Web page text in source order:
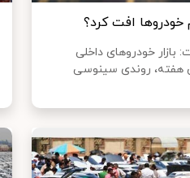
افت کرد؟
بازار خودروهای داخلی
هفته، روندی سینوسی